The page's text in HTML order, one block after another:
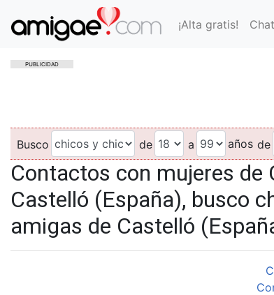
¡Alta gratis!
PUBLICIDAD
Busco de a años de
Contactos con mujeres de
Castelló (España), busco
amigas de Castelló